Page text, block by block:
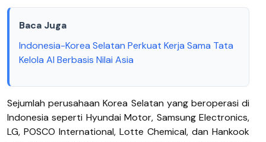
Baca Juga
Indonesia-Korea Selatan Perkuat Kerja Sama Tata
Kelola AI Berbasis Nilai Asia
Sejumlah perusahaan Korea Selatan yang beroperasi di
Indonesia seperti Hyundai Motor, Samsung Electronics,
LG, POSCO International, Lotte Chemical, dan Hankook